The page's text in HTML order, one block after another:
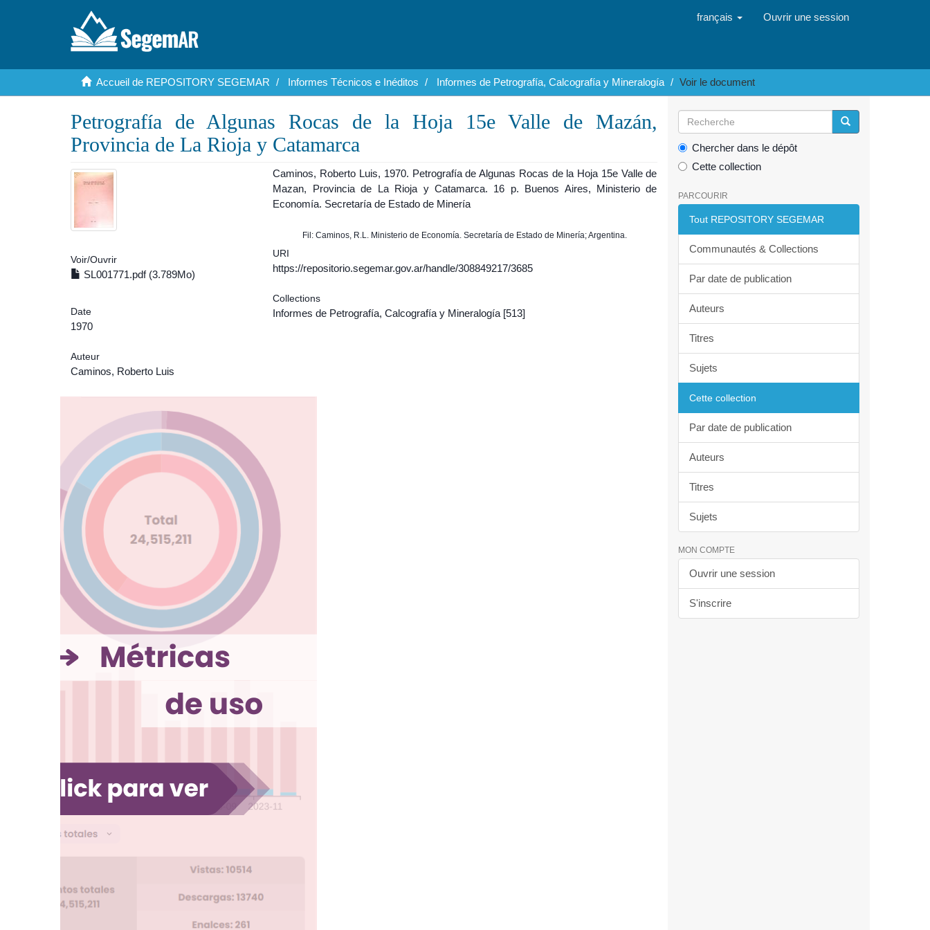
français Ouvrir une session
Accueil de REPOSITORY SEGEMAR Informes Técnicos e Inéditos Informes de Petrografía, Calcografía y Mineralogía Voir le document
Petrografía de Algunas Rocas de la Hoja 15e Valle de Mazán,
Provincia de La Rioja y Catamarca
Voir/Ouvrir
SL001771.pdf (3.789Mo)
Date
1970
Auteur
Caminos, Roberto Luis
Caminos, Roberto Luis, 1970. Petrografía de Algunas Rocas de la Hoja 15e Valle de
Mazan, Provincia de La Rioja y Catamarca. 16 p. Buenos Aires, Ministerio de
Economía. Secretaría de Estado de Minería
Fil: Caminos, R.L. Ministerio de Economía. Secretaría de Estado de Minería; Argentina.
URI
https://repositorio.segemar.gov.ar/handle/308849217/3685
Collections
Informes de Petrografía, Calcografía y Mineralogía [513]
Chercher dans le dépôt
Cette collection
PARCOURIR
Tout REPOSITORY SEGEMAR
Communautés & Collections
Par date de publication
Auteurs
Titres
Sujets
Cette collection
Par date de publication
Auteurs
Titres
Sujets
MON COMPTE
Ouvrir une session
S'inscrire